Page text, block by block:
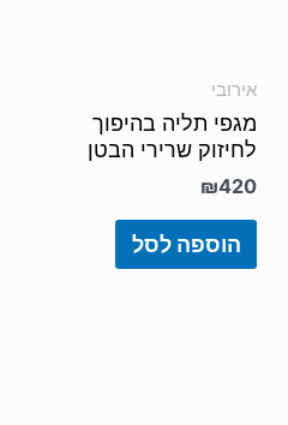
אירובי
מגפי תליה בהיפוך
לחיזוק שרירי הבטן
₪420
הוספה לסל